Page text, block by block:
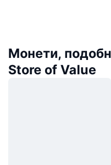
Монети,
Store of Value